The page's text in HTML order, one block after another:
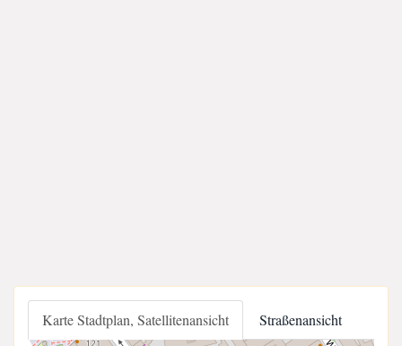
Karte Stadtplan, Satellitenansicht Straßenansicht